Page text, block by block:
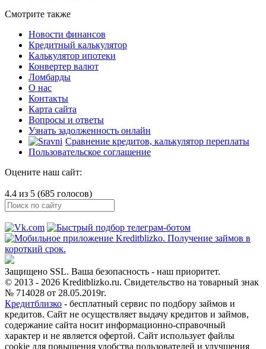
Смотрите также
Новости финансов
Кредитный калькулятор
Калькулятор ипотеки
Конвертер валют
Ломбарды
О нас
Контакты
Карта сайта
Вопросы и ответы
Узнать задолженность онлайн
Сравнение кредитов, калькулятор переплаты
Пользовательское соглашение
Оцените наш сайт:
4.4 из 5 (685 голосов)
Защищено SSL. Ваша безопасность - наш приоритет.
© 2013 - 2026 Kreditblizko.ru. Свидетельство на товарный знак
№ 714028 от 28.05.2019г.
Кредитблизко - бесплатный сервис по подбору займов и
кредитов. Сайт не осуществляет выдачу кредитов и займов,
содержание сайта носит информационно-справочный
характер и не является офертой. Сайт использует файлы
cookie для повышения удобства пользователей и улучшения